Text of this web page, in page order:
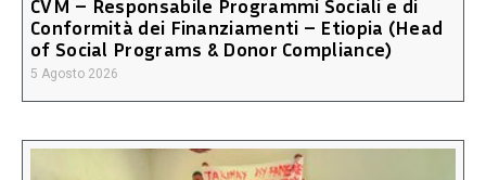
CVM – Responsabile Programmi Sociali e di
Conformità dei Finanziamenti – Etiopia (Head
of Social Programs & Donor Compliance)
5 Agosto 2026